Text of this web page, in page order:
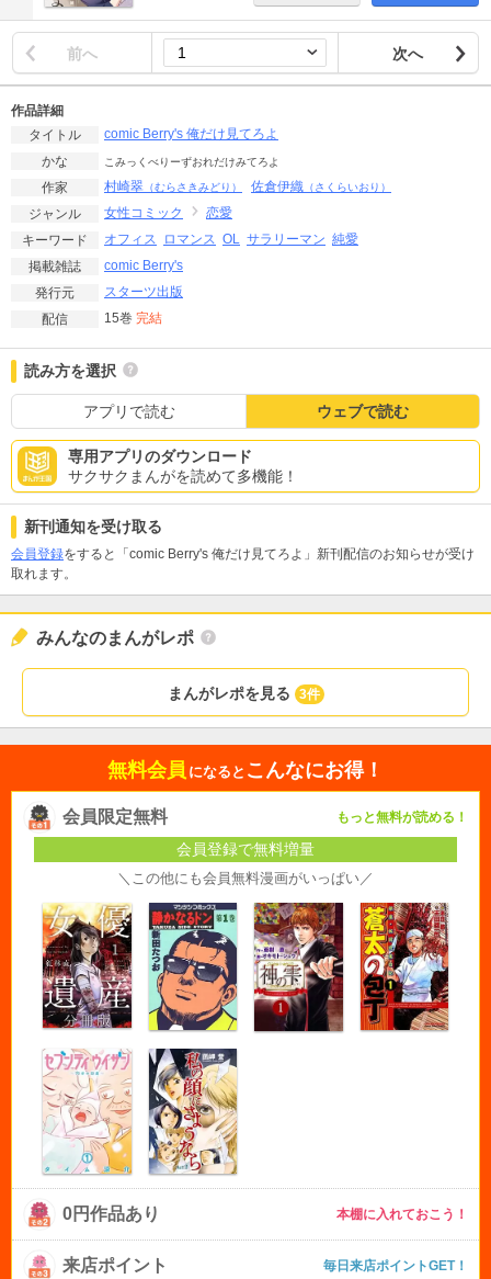
前へ 次へ
作品詳細
タイトル
comic Berry's 俺だけ見てろよ
かな
こみっくべりーずおれだけみてろよ
作家 村崎翠 （むらさきみどり） 佐倉伊織 （さくらいおり）
ジャンル 女性コミック
恋愛
キーワード
オフィス ロマンス OL サラリーマン 純愛
掲載雑誌
comic Berry's
発行元
スターツ出版
配信
15巻 完結
読み方を選択
アプリで読む ウェブで読む
専用アプリのダウンロード
サクサクまんがを読めて多機能！
新刊通知を受け取る
会員登録をすると「comic Berry's 俺だけ見てろよ」新刊配信のお知らせが受け
取れます。
みんなのまんがレポ
まんがレポを見る 3件
無料会員 になると こんなにお得！
会員限定無料 もっと無料が読める！
会員登録で無料増量
＼この他にも会員無料漫画がいっぱい／
0円作品あり 本棚に入れておこう！
来店ポイント 毎日来店ポイントGET！